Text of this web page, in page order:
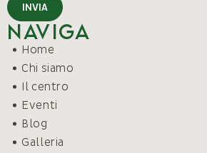
INVIA
Naviga
Home
Chi siamo
Il centro
Eventi
Blog
Galleria